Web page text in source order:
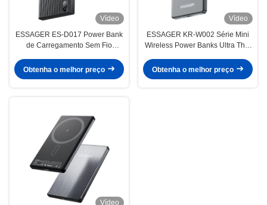
Vídeo
ESSAGER ES-D017 Power Bank
de Carregamento Sem Fio
Carregamento Rápido
Obtenha o melhor preço
Vídeo
ESSAGER KR-W002 Série Mini
Wireless Power Banks Ultra Thin
Obtenha o melhor preço
Vídeo